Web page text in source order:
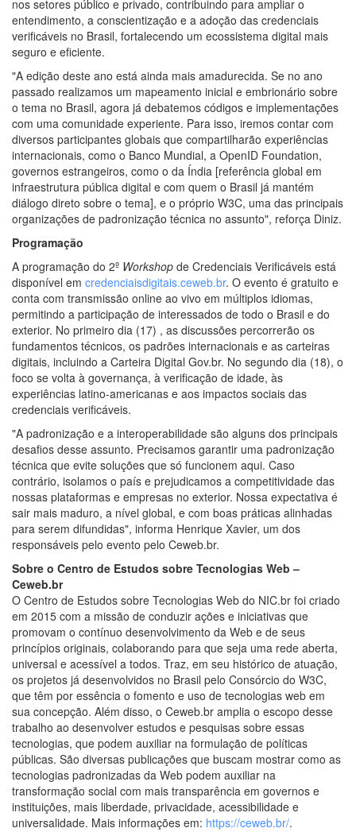
nos setores público e privado, contribuindo para ampliar o
entendimento, a conscientização e a adoção das credenciais
verificáveis no Brasil, fortalecendo um ecossistema digital mais
seguro e eficiente.
"A edição deste ano está ainda mais amadurecida. Se no ano
passado realizamos um mapeamento inicial e embrionário sobre
o tema no Brasil, agora já debatemos códigos e implementações
com uma comunidade experiente. Para isso, iremos contar com
diversos participantes globais que compartilharão experiências
internacionais, como o Banco Mundial, a OpenID Foundation,
governos estrangeiros, como o da Índia [referência global em
infraestrutura pública digital e com quem o Brasil já mantém
diálogo direto sobre o tema], e o próprio W3C, uma das principais
organizações de padronização técnica no assunto", reforça Diniz.
Programação
A programação do 2º Workshop de Credenciais Verificáveis está
disponível em credenciaisdigitais.ceweb.br. O evento é gratuito e
conta com transmissão online ao vivo em múltiplos idiomas,
permitindo a participação de interessados de todo o Brasil e do
exterior. No primeiro dia (17) , as discussões percorrerão os
fundamentos técnicos, os padrões internacionais e as carteiras
digitais, incluindo a Carteira Digital Gov.br. No segundo dia (18), o
foco se volta à governança, à verificação de idade, às
experiências latino-americanas e aos impactos sociais das
credenciais verificáveis.
"A padronização e a interoperabilidade são alguns dos principais
desafios desse assunto. Precisamos garantir uma padronização
técnica que evite soluções que só funcionem aqui. Caso
contrário, isolamos o país e prejudicamos a competitividade das
nossas plataformas e empresas no exterior. Nossa expectativa é
sair mais maduro, a nível global, e com boas práticas alinhadas
para serem difundidas", informa Henrique Xavier, um dos
responsáveis pelo evento pelo Ceweb.br.
Sobre o Centro de Estudos sobre Tecnologias Web –
Ceweb.br
O Centro de Estudos sobre Tecnologias Web do NIC.br foi criado
em 2015 com a missão de conduzir ações e iniciativas que
promovam o contínuo desenvolvimento da Web e de seus
princípios originais, colaborando para que seja uma rede aberta,
universal e acessível a todos. Traz, em seu histórico de atuação,
os projetos já desenvolvidos no Brasil pelo Consórcio do W3C,
que têm por essência o fomento e uso de tecnologias web em
sua concepção. Além disso, o Ceweb.br amplia o escopo desse
trabalho ao desenvolver estudos e pesquisas sobre essas
tecnologias, que podem auxiliar na formulação de políticas
públicas. São diversas publicações que buscam mostrar como as
tecnologias padronizadas da Web podem auxiliar na
transformação social com mais transparência em governos e
instituições, mais liberdade, privacidade, acessibilidade e
universalidade. Mais informações em: https://ceweb.br/.